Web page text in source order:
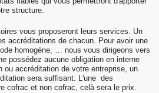
structure.
vous proposeront leurs services. Un
accréditations de chacun. Pour avoir une
homogène, … nous vous dirigeons vers
possédez aucune obligation en interne
ou accréditation de votre entreprise, un
sera suffisant. L'une des
cofrac et non cofrac, celà sera le prix.